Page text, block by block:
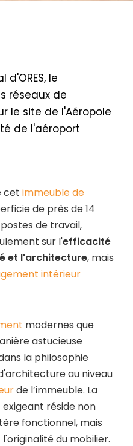
le
réseaux de
le site de l'Aéropole
de l'aéroport
cet immeuble de
de près de 14
de travail,
sur l'efficacité
et l'architecture, mais
intérieur
modernes que
astucieuse
la philosophie
au niveau
de l’immeuble. La
réside non
fonctionnel, mais
du mobilier.